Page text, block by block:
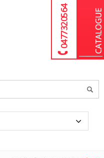
04 77 32 05 64